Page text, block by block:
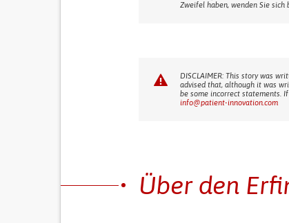
Zweifel haben, wenden Sie sich
DISCLAIMER: This story was
advised that, although it was
be some incorrect statements.
info@patient-innovation.com
Über den